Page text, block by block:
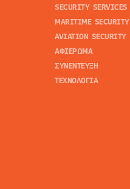
SECURITY SERVICES
MARITIME SECURITY
AVIATION SECURITY
ΑΦΙΕΡΩΜΑ
ΣΥΝΕΝΤΕΥΞΗ
ΤΕΧΝΟΛΟΓΙΑ